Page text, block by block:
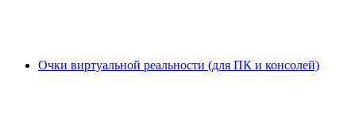
Очки виртуальной реальности (для ПК и консолей)